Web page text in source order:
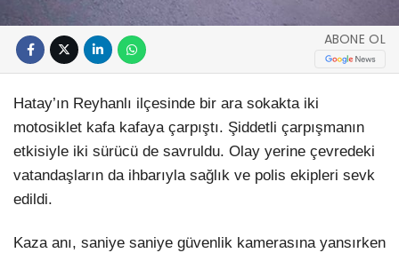
ABONE OL
Hatay’ın Reyhanlı ilçesinde bir ara sokakta iki
motosiklet kafa kafaya çarpıştı. Şiddetli çarpışmanın
etkisiyle iki sürücü de savruldu. Olay yerine çevredeki
vatandaşların da ihbarıyla sağlık ve polis ekipleri sevk
edildi.
Kaza anı, saniye saniye güvenlik kamerasına yansırken